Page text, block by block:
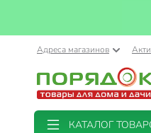
Адреса магазинов
КАТАЛОГ